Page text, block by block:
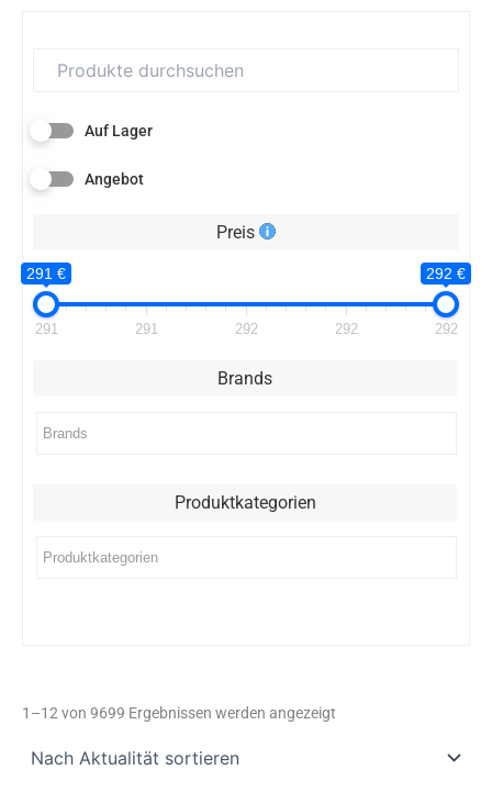
Auf Lager
Angebot
Preis
291 € 292 €
291 291 292 292 292
Brands
Produktkategorien
1–12 von 9699 Ergebnissen werden angezeigt